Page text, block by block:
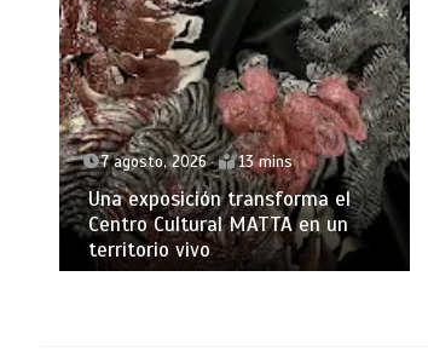
7 agosto, 2026 13 mins
Una exposición transforma el
Centro Cultural MATTA en un
territorio vivo